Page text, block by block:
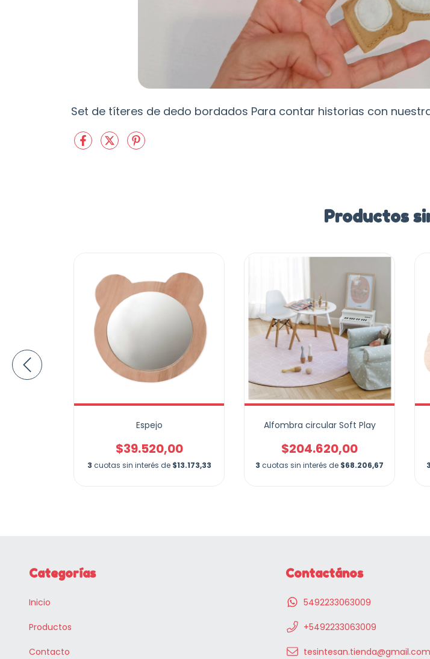
Set de títeres de dedo bordados Para contar historias con
Productos
Espejo
$39.520,00
3 cuotas sin interés de $13.173,33
Alfombra circular Soft Play
$204.620,00
3 cuotas sin interés de $68.206,67 3
Categorías
Inicio
Productos
Contacto
Contactános
5492233063009
+5492233063009
tesintesan.tienda@gmail.com